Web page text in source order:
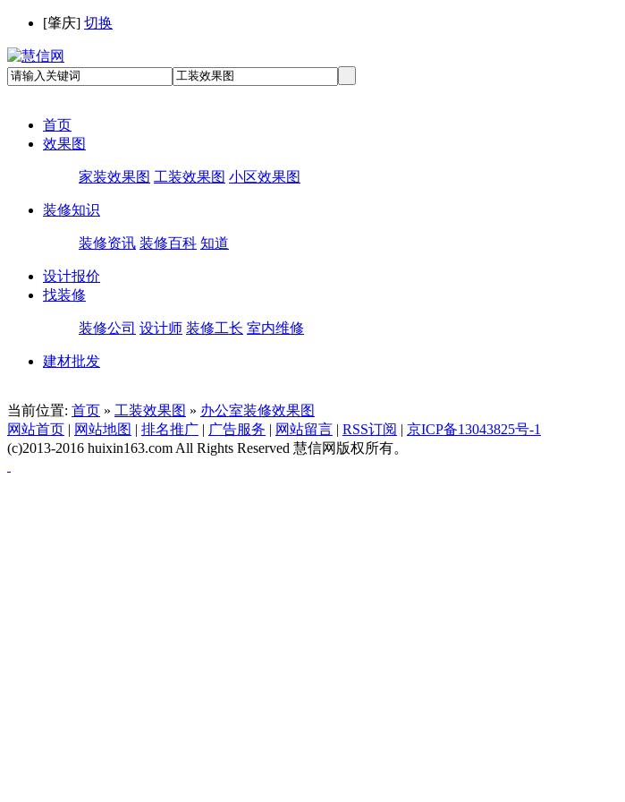
[肇庆] 切换
首页
效果图
家装效果图 工装效果图 小区效果图
装修知识
装修资讯 装修百科 知道
设计报价
找装修
装修公司 设计师 装修工长 室内维修
建材批发
当前位置: 首页 » 工装效果图 » 办公室装修效果图
网站首页 | 网站地图 | 排名推广 | 广告服务 | 网站留言 | RSS订阅 | 京ICP备13043825号-1
(c)2013-2016 huixin163.com All Rights Reserved 慧信网版权所有。